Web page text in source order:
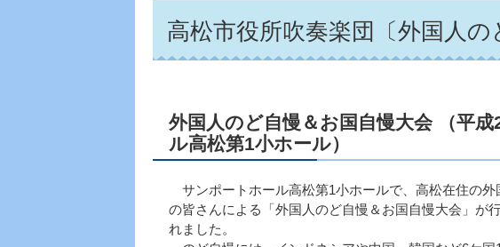
高松市役所吹奏楽団〔外国人の
外国人のど自慢＆お国自慢大会 （平
ル高松第1小ホール）
サンポートホール高松第1小ホールで、高松在住の外
の皆さんによる「外国人のど自慢＆お国自慢大会」が
れました。